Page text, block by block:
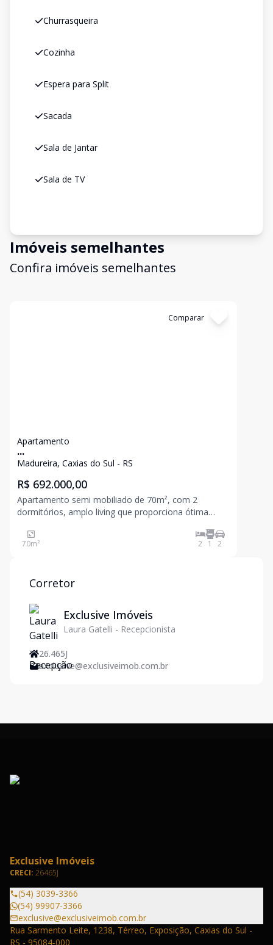
Churrasqueira
Cozinha
Espera para Split
Sacada
Sala de Jantar
Sala de TV
Imóveis semelhantes
Confira imóveis semelhantes
Comparar
Apartamento
...
Madureira, Caxias do Sul - RS
R$ 692.000,00
Apartamento semi mobiliado de 70m², com 2
dormitórios, amplo living que proporciona ótima
churrasqueira e 2 vagas de garagem.
70m² 2 1 2
Corretor
Exclusive Imóveis
Laura Gatelli - Recepcionista
26.465J
exclusive@exclusiveimob.com.br
Exclusive Imóveis
CRECI: 26465J
(54) 3039-3366
(54) 99907-3366
exclusive@exclusiveimob.com.br
Rua Sarmento Leite, 1238, Térreo, Exposição, Caxias do Sul -
RS - 95084-000